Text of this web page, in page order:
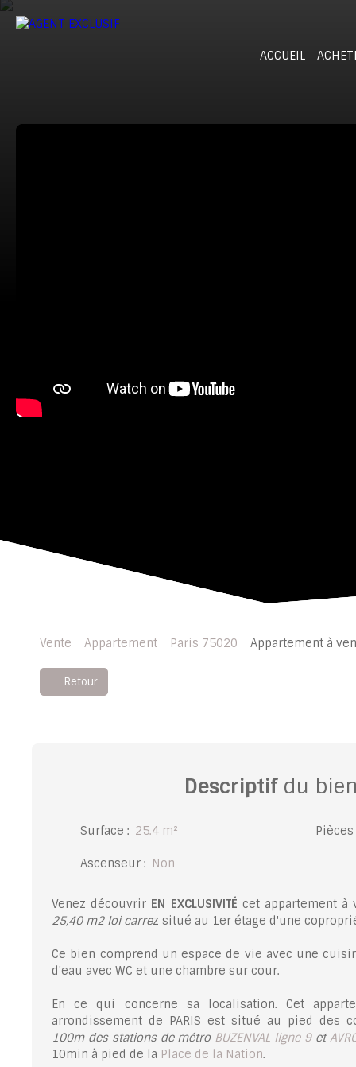
ACCUEIL
Vente Appartement Paris 75020 Appartement à
Retour
Descriptifdu
Surface : 25.4 m² Pièces
Ascenseur : Non
Venez découvrir EN EXCLUSIVITÉ cet appartement à
25,40 m2 loi carrez situé au 1er étage d'une
Ce bien comprend un espace de vie avec une
d'eau avec WC et une chambre sur cour.
En ce qui concerne sa localisation. Cet
arrondissement de PARIS est situé au pied des
100m des stations de métroBUZENVAL ligne 9et
10min à pied de la Place de la Nation.